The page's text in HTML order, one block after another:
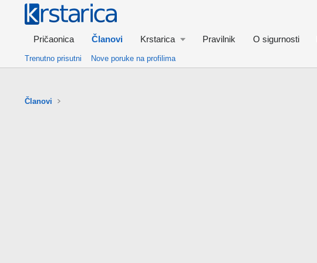
Pričaonica Članovi Krstarica Pravilnik O sigurnosti
Trenutno prisutni Nove poruke na profilima
Članovi